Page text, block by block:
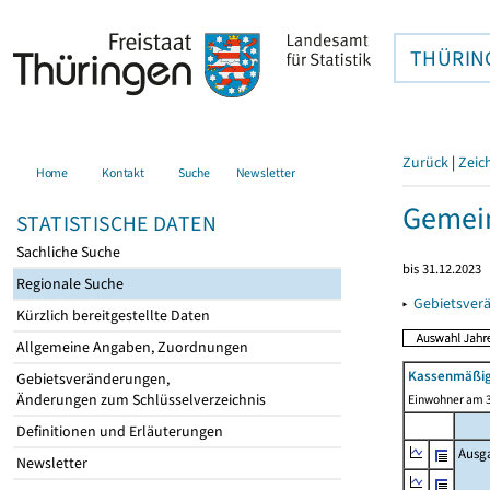
Home Kontakt Suche Newsletter
STATISTISCHE DATEN
Sachliche Suche
Regionale Suche
Kürzlich bereitgestellte Daten
Allgemeine Angaben, Zuordnungen
Gebietsveränderungen,
Änderungen zum Schlüsselverzeichnis
Definitionen und Erläuterungen
Newsletter
Zurück |
bis 31.12.2023
▸
Einwohner am